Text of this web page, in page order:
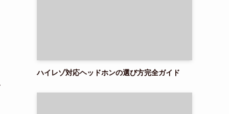
ハイレゾ対応ヘッドホンの選び方完全ガイド